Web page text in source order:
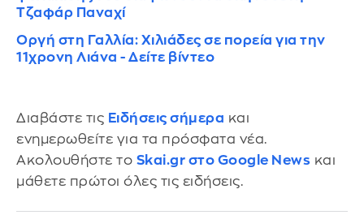
Τζαφάρ Παναχί
Οργή στη Γαλλία: Χιλιάδες σε πορεία για την
11χρονη Λιάνα - Δείτε βίντεο
Διαβάστε τις Ειδήσεις σήμερα και
ενημερωθείτε για τα πρόσφατα νέα.
Ακολουθήστε το Skai.gr στο Google News και
μάθετε πρώτοι όλες τις ειδήσεις.